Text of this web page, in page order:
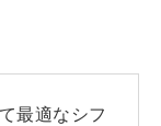
最適なシフ